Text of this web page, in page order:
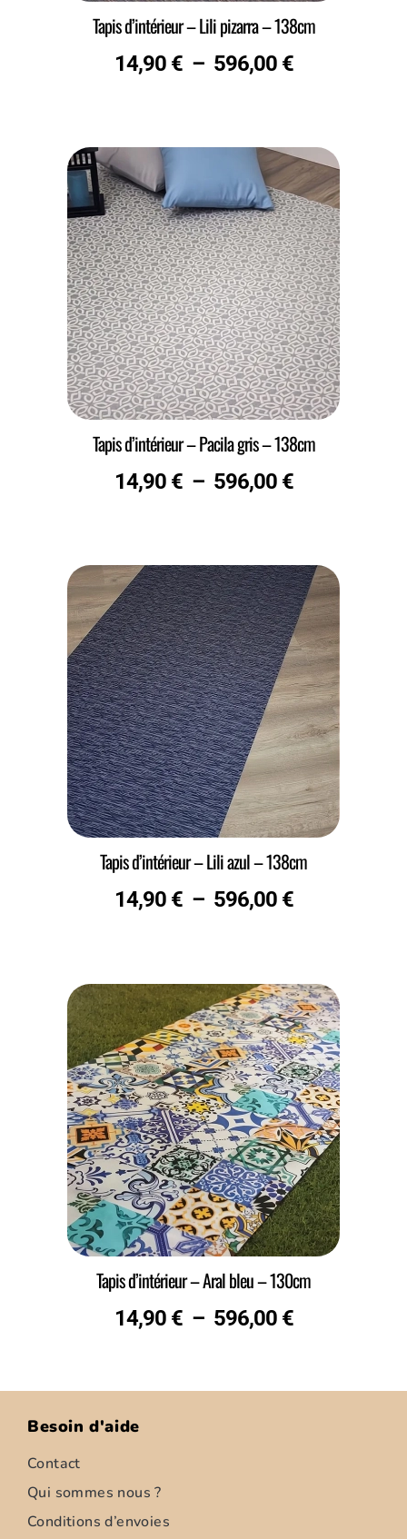
Tapis d’intérieur – Lili pizarra – 138cm
14,90 € – 596,00 €
Tapis d’intérieur – Pacila gris – 138cm
14,90 € – 596,00 €
Tapis d’intérieur – Lili azul – 138cm
14,90 € – 596,00 €
Tapis d’intérieur – Aral bleu – 130cm
14,90 € – 596,00 €
Besoin d'aide
Contact
Qui sommes nous ?
Conditions d’envoies